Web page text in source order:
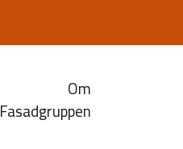
Om
Fasadgruppen